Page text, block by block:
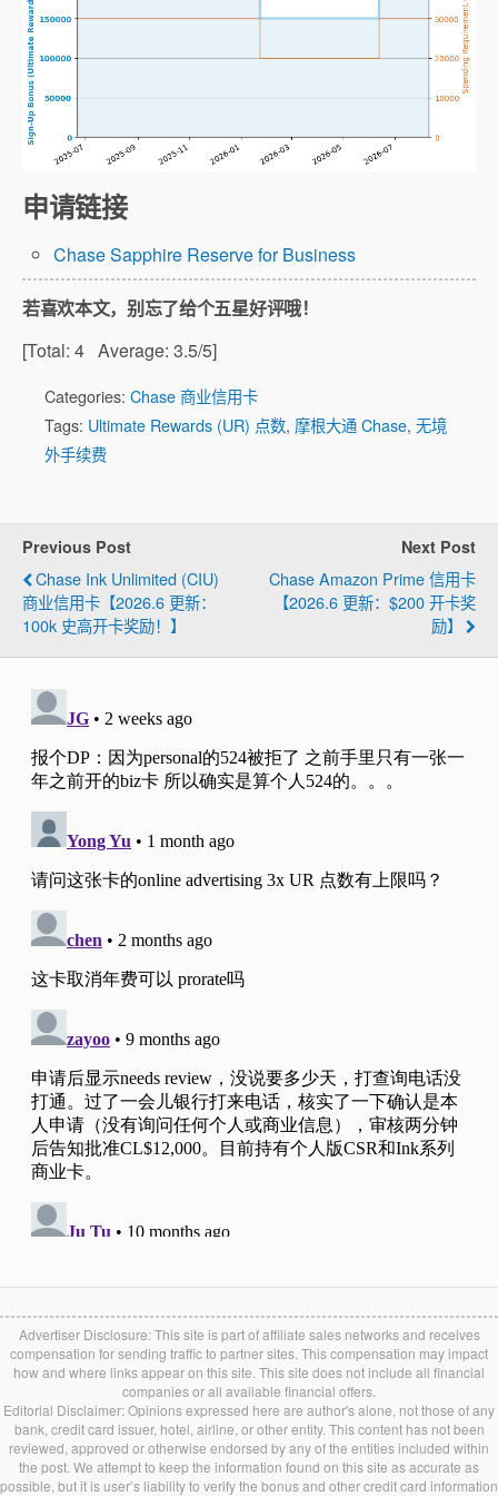
申请链接
Chase Sapphire Reserve for Business
若喜欢本文，别忘了给个五星好评哦！
[Total: 4 Average: 3.5/5]
Categories: Chase 商业信用卡
Tags: Ultimate Rewards (UR) 点数, 摩根大通 Chase, 无境
外手续费
Previous Post
Chase Ink Unlimited (CIU)
商业信用卡【2026.6 更新：
100k 史高开卡奖励！】
Next Post
Chase Amazon Prime 信用卡
【2026.6 更新：$200 开卡奖
励】
Advertiser Disclosure: This site is part of affiliate sales networks and receives
compensation for sending traffic to partner sites. This compensation may impact
how and where links appear on this site. This site does not include all financial
companies or all available financial offers.
Editorial Disclaimer: Opinions expressed here are author's alone, not those of any
bank, credit card issuer, hotel, airline, or other entity. This content has not been
reviewed, approved or otherwise endorsed by any of the entities included within
the post. We attempt to keep the information found on this site as accurate as
possible, but it is user’s liability to verify the bonus and other credit card information